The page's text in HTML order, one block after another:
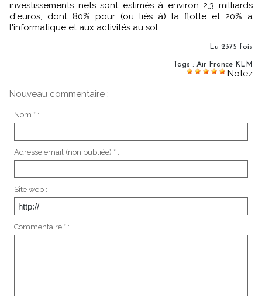
investissements nets sont estimés à environ 2,3 milliards
d'euros, dont 80% pour (ou liés à) la flotte et 20% à
l'informatique et aux activités au sol.
Lu 2375 fois
Tags : Air France KLM
Notez
Nouveau commentaire :
Nom * :
Adresse email (non publiée) * :
Site web :
Commentaire * :